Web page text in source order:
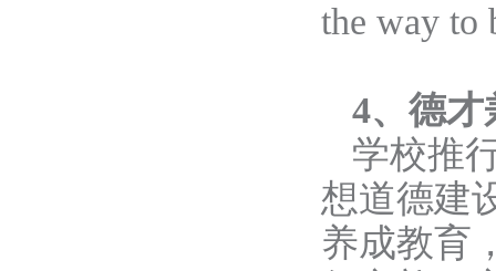
the way to
4、德才
学校推
想道德建
养成教育